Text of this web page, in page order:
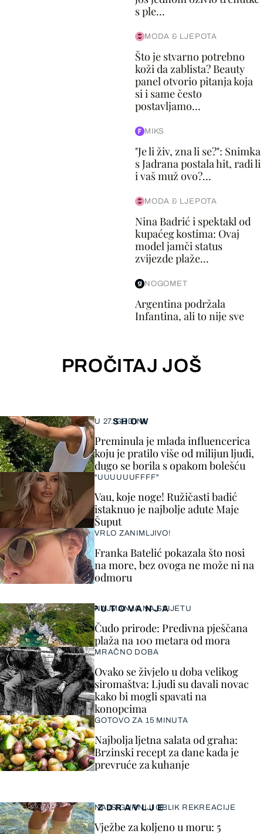
s ple...
MODA & LJEPOTA
Što je stvarno potrebno
koži da zablista? Beauty
panel otvorio pitanja koja
si i same često
postavljamo...
MIKS
"Je li živ, zna li se?": Snimka
s Jadrana postala hit, radi li
i vaš muž ovo?...
MODA & LJEPOTA
Nina Badrić i spektakl od
kupaćeg kostima: Ovaj
model jamči status
zvijezde plaže...
NOGOMET
Argentina podržala
Infantina, ali to nije sve
PROČITAJ JOŠ
SHOW
U 27. GODINI
Preminula je mlada influencerica
koju je pratilo više od milijun ljudi,
dugo se borila s opakom bolešću
"UUUUUUFFFF"
Vau, koje noge! Ružičasti badić
istaknuo je najbolje adute Maje
Šuput
VRLO ZANIMLJIVO!
Franka Batelić pokazala što nosi
na more, bez ovoga ne može ni na
odmoru
ZDRAVLJE
NAJSIGURNIJI OBLIK REKREACIJE
Vježbe za koljeno u moru: 5
PUTOVANJA
NAJMANJA NA SVIJETU
Čudo prirode: Predivna pješčana
plaža na 100 metara od mora
MRAČNO DOBA
Ovako se živjelo u doba velikog
siromaštva: Ljudi su davali novac
kako bi mogli spavati na
konopcima
GOTOVO ZA 15 MINUTA
Najbolja ljetna salata od graha:
Brzinski recept za dane kada je
prevruće za kuhanje